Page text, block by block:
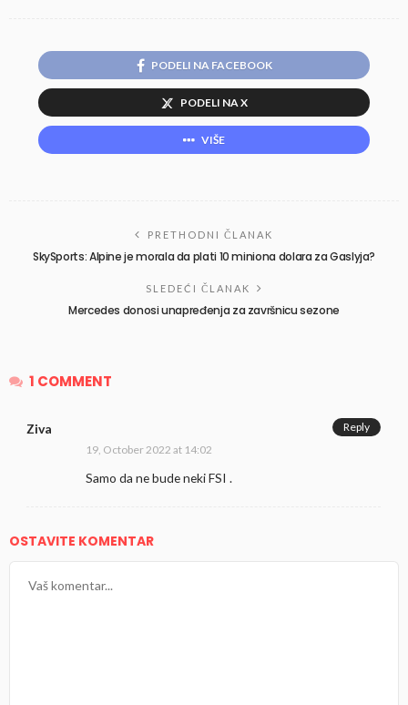
PODELI NA FACEBOOK
PODELI NA X
VIŠE
PRETHODNI ČLANAK
SkySports: Alpine je morala da plati 10 miniona dolara za Gaslyja?
SLEDEĆI ČLANAK
Mercedes donosi unapređenja za završnicu sezone
1 COMMENT
Ziva
19, October 2022 at 14:02
Samo da ne bude neki FSI .
Reply
OSTAVITE KOMENTAR